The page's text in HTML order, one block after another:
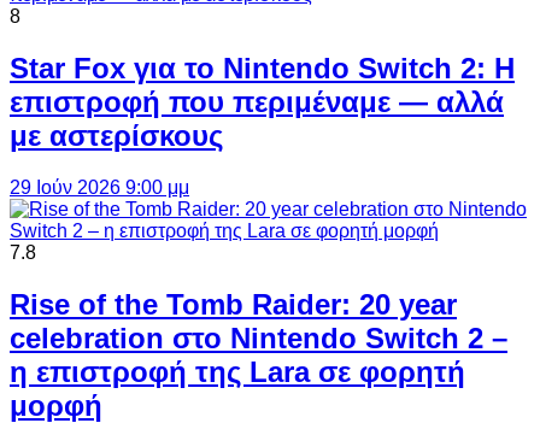
8
Star Fox για το Nintendo Switch 2: Η
επιστροφή που περιμέναμε — αλλά
με αστερίσκους
29 Ιούν 2026 9:00 μμ
7.8
Rise of the Tomb Raider: 20 year
celebration στο Nintendo Switch 2 –
η επιστροφή της Lara σε φορητή
μορφή